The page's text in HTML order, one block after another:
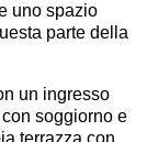
uno spazio
parte della
un ingresso
soggiorno e
terrazza con